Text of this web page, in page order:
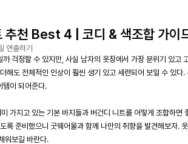
추천 Best 4 | 코디 & 색조합 가이
연출하기
까 걱정할 수 있지만, 사실 남자의 옷장에서 가장 분위기 있
해도 전체적인 인상이 훨씬 생기 있고 세련되어 보일 수 있
템이 되어준다.
가지고 있는 기본 바지들과 버건디 니트를 어떻게 조합하
록 준비했으니 굿웨어몰과 함께 나만의 취향을 발견해보자.
워보길 바란다.